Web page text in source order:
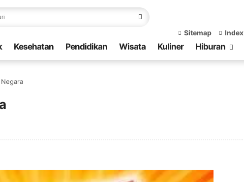
Sitemap Index
Kesehatan Pendidikan Wisata Kuliner Hiburan